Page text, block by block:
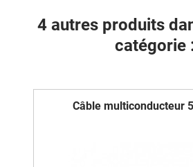
4 autres produits
catégorie
Câble multiconducteur